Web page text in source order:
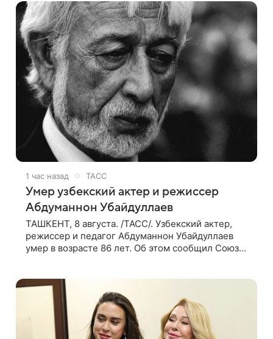
Алехе, который
1 час назад ТАСС
Умер узбекский актер и режиссер
Абдуманнон Убайдуллаев
ТАШКЕНТ, 8 августа. /ТАСС/. Узбекский актер,
режиссер и педагог Абдуманнон Убайдуллаев
умер в возрасте 86 лет. Об этом сообщил Союз